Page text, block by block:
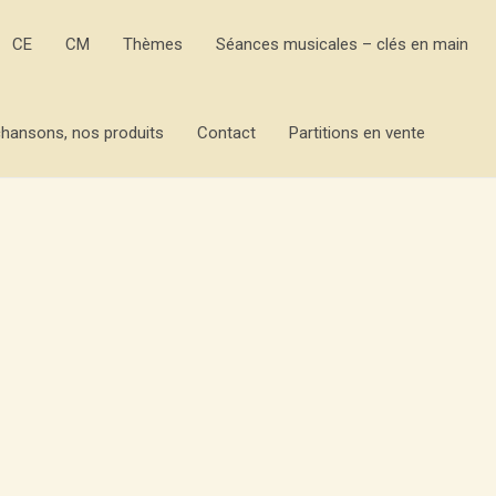
CE CM Thèmes Séances musicales – clés en main
nos produits Contact Partitions en vente